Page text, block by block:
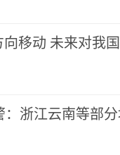
向移动 未来对我
浙江云南等部